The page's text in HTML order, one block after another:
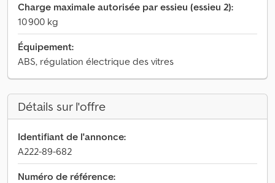
Charge maximale autorisée par essieu (essieu 2):
10 900 kg
Équipement:
ABS, régulation électrique des vitres
Détails sur l'offre
Identifiant de l'annonce:
A222-89-682
Numéro de référence: